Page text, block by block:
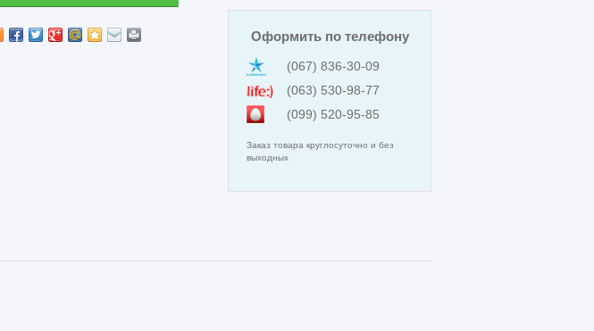
Оформить по телефону
(067) 836-30-09
(063) 530-98-77
(099) 520-95-85
Заказ товара круглосуточно и без
выходных